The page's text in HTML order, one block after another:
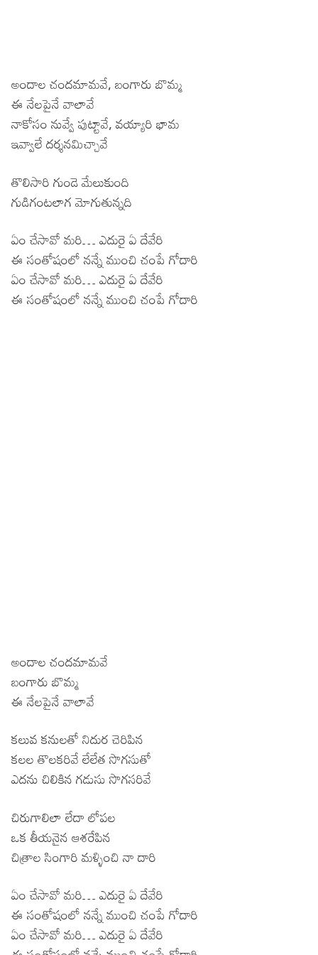
అందాల చందమామవే, బంగారు బొమ్మ
ఈ నేలపైనే వాలావే
నాకోసం నువ్వే పుట్టావే, వయ్యారి భామ
ఇవ్వాలే దర్శనమిచ్చావే
తొలిసారి గుండె మేలుకుంది
గుడిగంటలాగ మోగుతున్నది
ఏం చేసావో మరి… ఎదురై ఏ దేవేరి
ఈ సంతోషంలో నన్నే ముంచి చంపే గోదారి
ఏం చేసావో మరి… ఎదురై ఏ దేవేరి
ఈ సంతోషంలో నన్నే ముంచి చంపే గోదారి
అందాల చందమామవే
బంగారు బొమ్మ
ఈ నేలపైనే వాలావే
కలువ కనులతో నిదుర చెరిపిన
కలల తొలకరివే లేలేత సొగసుతో
ఎదను చిలికిన గడుసు సొగసరివే
చిరుగాలిలా లేదా లోపల
ఒక తీయనైన ఆశరేపిన
చిత్రాల సింగారి మళ్ళించి నా దారి
ఏం చేసావో మరి… ఎదురై ఏ దేవేరి
ఈ సంతోషంలో నన్నే ముంచి చంపే గోదారి
ఏం చేసావో మరి… ఎదురై ఏ దేవేరి